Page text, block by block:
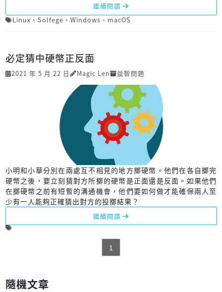
繼續閱讀
Linux 、 Solfege 、 Windows 、 macOS
必定猜中硬幣正反面
2021 年 5 月 22 日 Magic Len 益智問題
小明和小華分別在兩處互不相見的地方擲硬幣。他們在各自擲完
硬幣之後，要立刻猜對方所擲的硬幣是正面還是反面。如果他們
在擲硬幣之前有短暫的溝通機會，他們要如何做才能確保兩人至
少有一人能夠正確猜出對方的投擲結果？
繼續閱讀
1
隨機文章